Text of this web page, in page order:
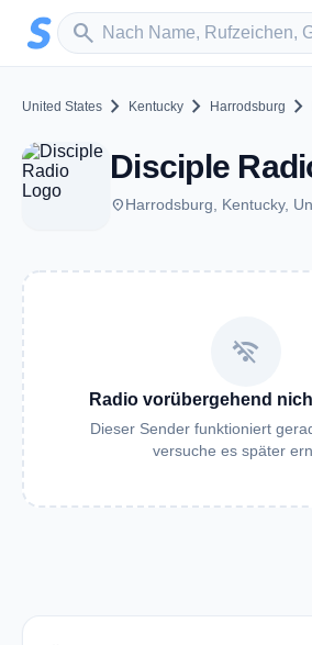
Zum Hauptinhalt springen
search
Sender suchen
United States chevron_right Kentucky chevron_right Harrodsburg chevron_right
placeHarrodsburg, Kentucky,
wifi_off
Radio vorübergehend
Dieser Sender funktioniert
versuche es später